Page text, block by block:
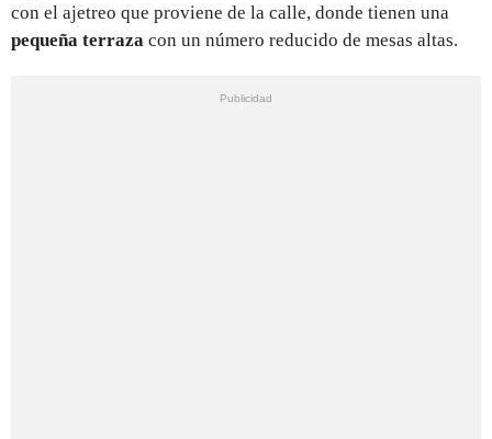
con el ajetreo que proviene de la calle, donde tienen una
pequeña terraza con un número reducido de mesas altas.